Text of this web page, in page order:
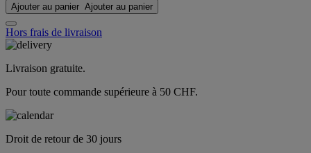
Ajouter au panier Ajouter au panier
Hors frais de livraison
Livraison gratuite.
Pour toute commande supérieure à 50 CHF.
Droit de retour de 30 jours